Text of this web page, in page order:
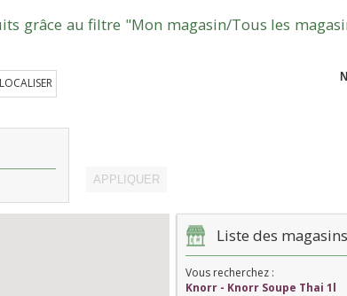
grâce au filtre "Mon magasin/Tous les
Liste des
Vous recherchez :
Knorr - Knorr Soupe Thai 1l